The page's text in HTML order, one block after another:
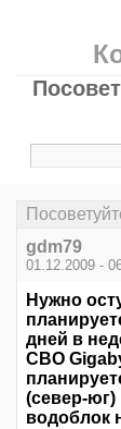
gdm79
01.12.2009 -
Нужно
дней в
СВО
(север-юг)
водоблок